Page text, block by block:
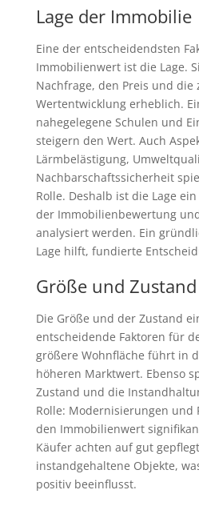
Lage der Immobilie
Eine der entscheidendsten
Immobilienwert ist die Lage.
Nachfrage, den Preis und die
Wertentwicklung erheblich.
nahegelegene Schulen und
steigern den Wert. Auch
Lärmbelästigung,
Nachbarschaftssicherheit
Rolle. Deshalb ist die Lage
der Immobilienbewertung
analysiert werden. Ein
Lage hilft, fundierte
Größe und
Die Größe und der Zustand
entscheidende Faktoren für
größere Wohnfläche führt in
höheren Marktwert. Ebenso
Zustand und die
Rolle: Modernisierungen und
den Immobilienwert
Käufer achten auf gut
instandgehaltene Objekte,
positiv beeinflusst.